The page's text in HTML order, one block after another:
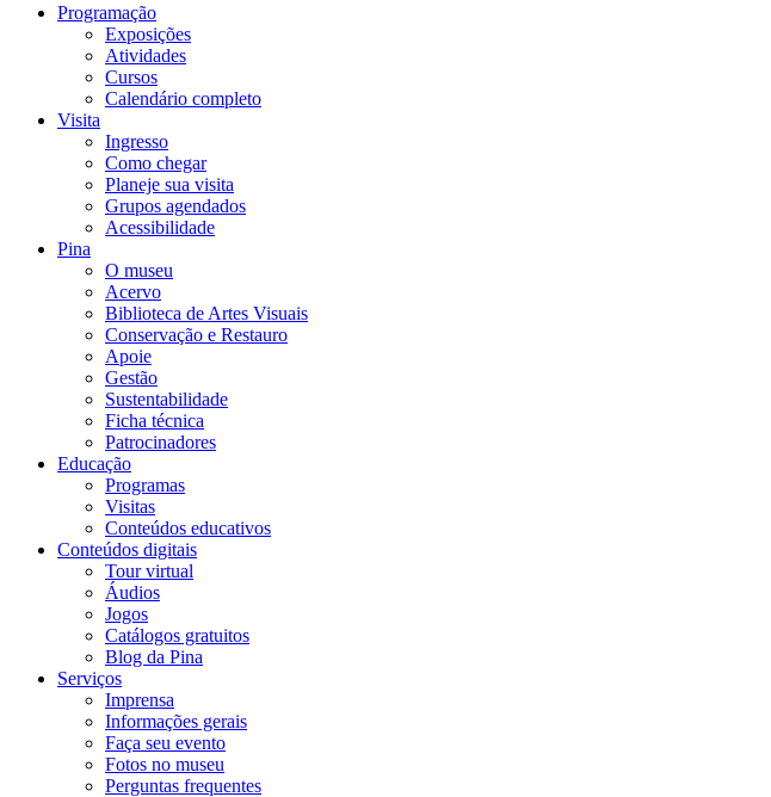
Programação
Exposições
Atividades
Cursos
Calendário completo
Visita
Ingresso
Como chegar
Planeje sua visita
Grupos agendados
Acessibilidade
Pina
O museu
Acervo
Biblioteca de Artes Visuais
Conservação e Restauro
Apoie
Gestão
Sustentabilidade
Ficha técnica
Patrocinadores
Educação
Programas
Visitas
Conteúdos educativos​
Conteúdos digitais
Tour virtual
Áudios
Jogos
Catálogos gratuitos
Blog da Pina
Serviços
Imprensa
Informações gerais
Faça seu evento
Fotos no museu
Perguntas frequentes